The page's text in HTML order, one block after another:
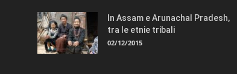
In Assam e Arunachal Pradesh,
tra le etnie tribali
02/12/2015